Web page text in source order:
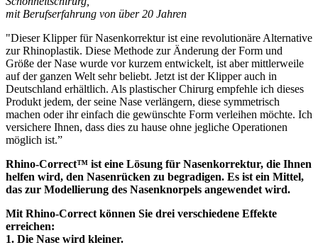
mit Berufserfahrung von über 20 Jahren
"Dieser Klipper für Nasenkorrektur ist eine revolutionäre Alternative
zur Rhinoplastik. Diese Methode zur Änderung der Form und
Größe der Nase wurde vor kurzem entwickelt, ist aber mittlerweile
auf der ganzen Welt sehr beliebt. Jetzt ist der Klipper auch in
Deutschland erhältlich. Als plastischer Chirurg empfehle ich dieses
Produkt jedem, der seine Nase verlängern, diese symmetrisch
machen oder ihr einfach die gewünschte Form verleihen möchte. Ich
versichere Ihnen, dass dies zu hause ohne jegliche Operationen
möglich ist.”
Rhino-Correct™ ist eine Lösung für Nasenkorrektur, die Ihnen
helfen wird, den Nasenrücken zu begradigen. Es ist ein Mittel,
das zur Modellierung des Nasenknorpels angewendet wird.
Mit Rhino-Correct können Sie drei verschiedene Effekte
erreichen:
1. Die Nase wird kleiner.